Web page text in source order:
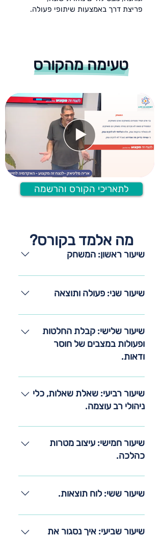
פריצת דרך באמצעות שיתופי פעולה.
טעימה מהקורס
לתאריכי הקורס והרשמה
מה אלמד בקורס?
שיעור ראשון: המשחק
את מי אנחנו מרמים? בני אדם תמיד
משתתפים במשחק כלשהו ותמיד
המפסידים פשוט לא מבינים באיזה
משחק הם משחקים. מה יהיה
"המשחק" שלי לתוכנית?
שיעור שני: פעולה ותוצאה
ההבחנה בין מגרש של פעולה ותוצאה
לבין יציע של עצות, פרשנות והסברים.
שיעור שלישי: קבלת החלטות
ופעולות במצבים של חוסר
ודאות.
המציאות משתנה ובקצב הולך וגובר.
חוסר ודאות מפחיד, הפחד משתק.
הנוסחה להנעה עצמית.
שיעור רביעי: שאלת שאלות, כלי
ניהולי רב עוצמה.
כולם רוצים תשובות, השאלות הן
התשובות. השפה שאנחנו מדברים,
יוצרת את המציאות בה אנו חיים.
שיעור חמישי: עיצוב מטרות
כהלכה.
לאן אנחנו רוצים להגיע בדיוק?
שיעור ששי: לוח תוצאות.
איפה אנחנו נמצאים באמת?
שיעור שביעי: איך נסגור את